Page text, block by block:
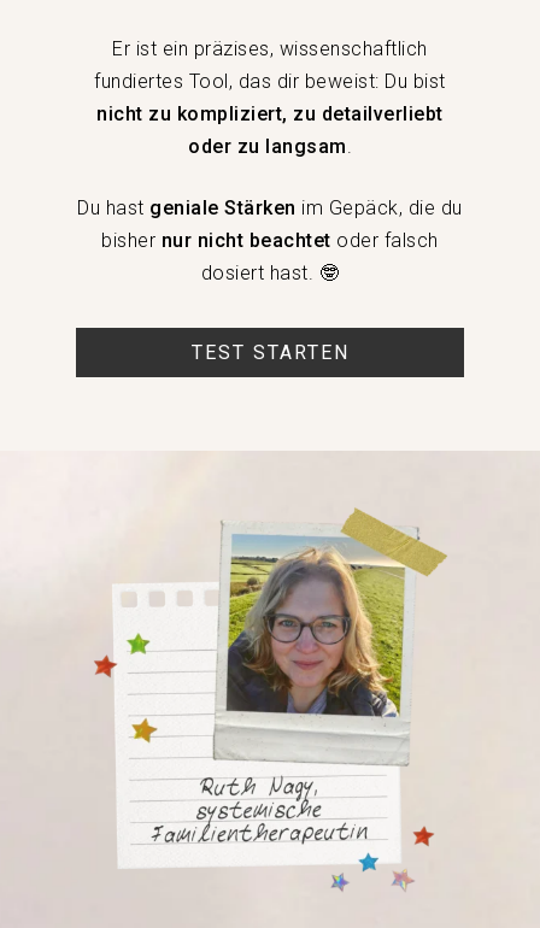
Er ist ein präzises, wissenschaftlich
fundiertes Tool, das dir beweist: Du bist
nicht zu kompliziert, zu detailverliebt
oder zu langsam
Du hast geniale Stärken im Gepäck, die du
bisher nur nicht beachtet oder falsch
dosiert hast. 🤓
TEST STARTEN